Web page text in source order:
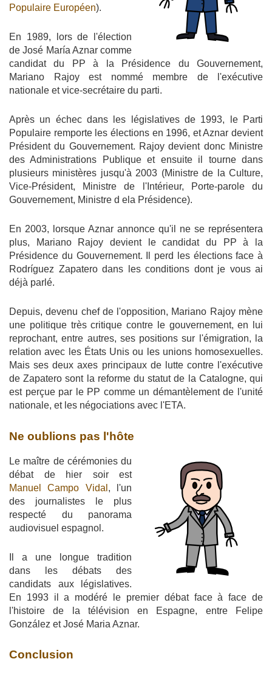
Populaire Européen).
En 1989, lors de l'élection
de José María Aznar comme
candidat du PP à la Présidence du Gouvernement,
Mariano Rajoy est nommé membre de l'exécutive
nationale et vice-secrétaire du parti.
Après un échec dans les législatives de 1993, le Parti
Populaire remporte les élections en 1996, et Aznar devient
Président du Gouvernement. Rajoy devient donc Ministre
des Administrations Publique et ensuite il tourne dans
plusieurs ministères jusqu'à 2003 (Ministre de la Culture,
Vice-Président, Ministre de l'Intérieur, Porte-parole du
Gouvernement, Ministre d ela Présidence).
En 2003, lorsque Aznar annonce qu'il ne se représentera
plus, Mariano Rajoy devient le candidat du PP à la
Présidence du Gouvernement. Il perd les élections face à
Rodríguez Zapatero dans les conditions dont je vous ai
déjà parlé.
Depuis, devenu chef de l'opposition, Mariano Rajoy mène
une politique très critique contre le gouvernement, en lui
reprochant, entre autres, ses positions sur l'émigration, la
relation avec les États Unis ou les unions homosexuelles.
Mais ses deux axes principaux de lutte contre l'exécutive
de Zapatero sont la reforme du statut de la Catalogne, qui
est perçue par le PP comme un démantèlement de l'unité
nationale, et les négociations avec l'ETA.
Ne oublions pas l'hôte
Le maître de cérémonies du
débat de hier soir est
Manuel Campo Vidal , l'un
des journalistes le plus
respecté du panorama
audiovisuel espagnol.
Il a une longue tradition
dans les débats des
candidats aux législatives.
En 1993 il a modéré le premier débat face à face de
l'histoire de la télévision en Espagne, entre Felipe
González et José Maria Aznar.
Conclusion